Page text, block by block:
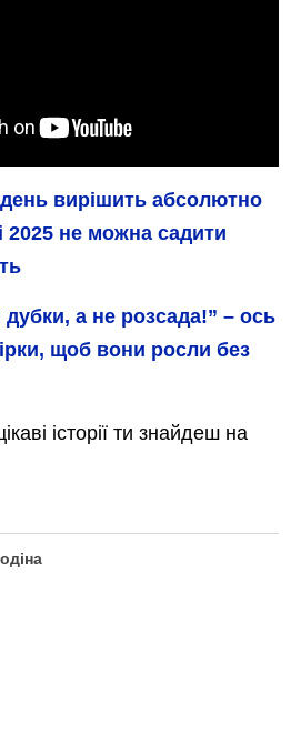
вирішить абсолютно
2025 не можна садити
дубки, а не розсада!” – ось
щоб вони росли без
історії ти знайдеш на